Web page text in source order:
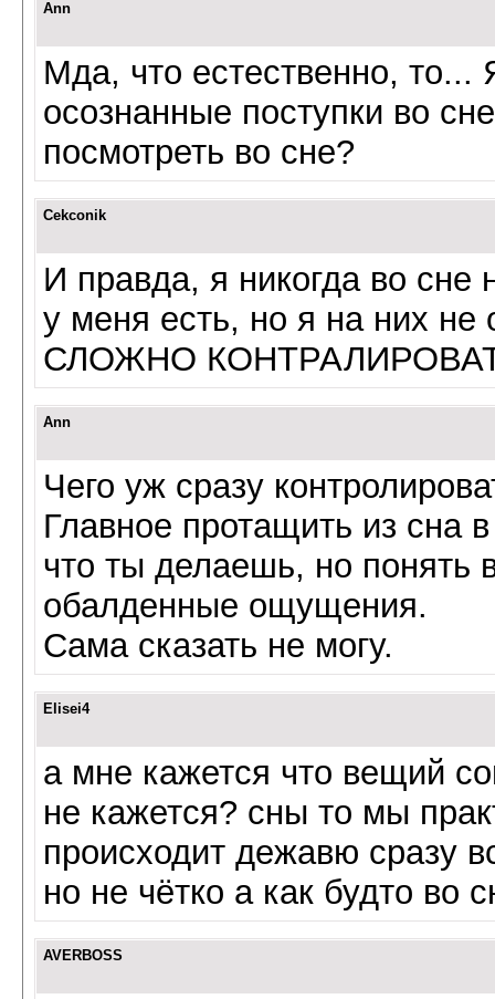
Ann
Мда, что естественно,
осознанные поступки во
посмотреть во сне?
Cekconik
И правда, я никогда во сне
у меня есть, но я на них
СЛОЖНО
Ann
Чего уж сразу
Главное протащить из сна
что ты делаешь, но понять
обалденные ощущения.
Сама сказать не могу.
Elisei4
а мне кажется что вещий
не кажется? сны то мы
происходит дежавю сразу
но не чётко а как будто во
AVERBOSS